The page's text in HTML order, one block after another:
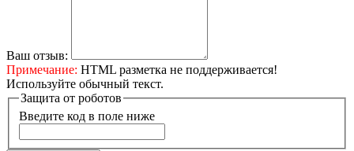
Ваш отзыв:
Примечание: HTML разметка не поддерживается!
Используйте обычный текст.
Защита от роботов
Введите код в поле ниже